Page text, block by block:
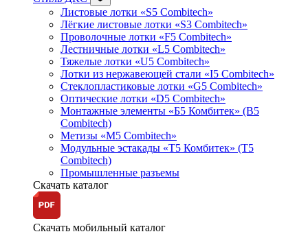
Листовые лотки «S5 Combitech»
Лёгкие листовые лотки «S3 Combitech»
Проволочные лотки «F5 Combitech»
Лестничные лотки «L5 Combitech»
Тяжелые лотки «U5 Combitech»
Лотки из нержавеющей стали «I5 Combitech»
Стеклопластиковые лотки «G5 Combitech»
Оптические лотки «D5 Combitech»
Монтажные элементы «Б5 Комбитек» (B5
Combitech)
Метизы «M5 Combitech»
Модульные эстакады «Т5 Комбитек» (T5
Combitech)
Промышленные разъемы
Скачать каталог
Скачать мобильный каталог